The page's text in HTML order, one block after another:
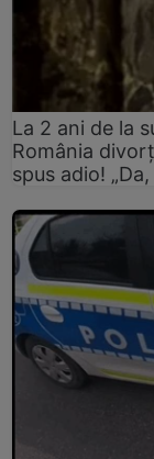
La 2 ani de la
România
spus adio!